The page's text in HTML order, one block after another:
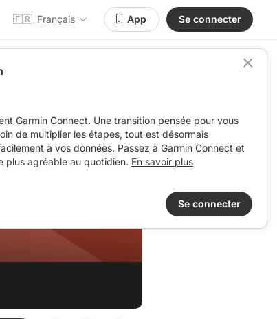
🇫🇷 Français App Se connecter
Garmin Connect. Une transition pensée pour vous
de multiplier les étapes, tout est désormais
à vos données. Passez à Garmin Connect et
plus agréable au quotidien. En savoir plus
Se connecter